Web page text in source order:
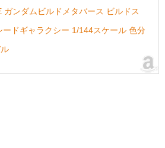
ガンダムビルドメタバース ビルドス
ードギャラクシー 1/144スケール 色分